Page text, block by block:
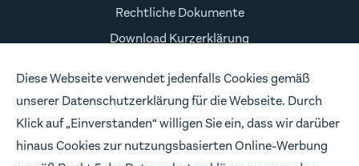
Diese Webseite verwendet jedenfalls Cookies gemäß
unserer Datenschutzerklärung für die Webseite. Durch
Klick auf „Einverstanden“ willigen Sie ein, dass wir darüber
hinaus Cookies zur nutzungsbasierten Online-Werbung
Rechtliche Dokumente
Download Kurzerklärung
Risikohinweise
Impressum
FOLLOW US